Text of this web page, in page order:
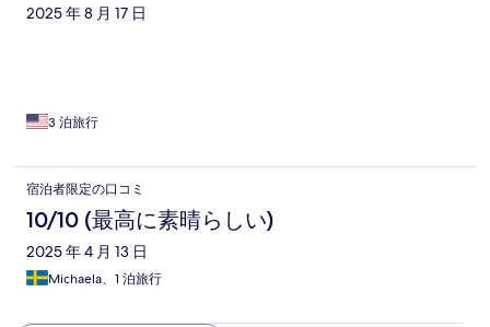
2025 年 8 月 17 日
3 泊旅行
宿泊者限定の口コミ
10/10 (最高に素晴らしい)
2025 年 4 月 13 日
Michaela、1 泊旅行